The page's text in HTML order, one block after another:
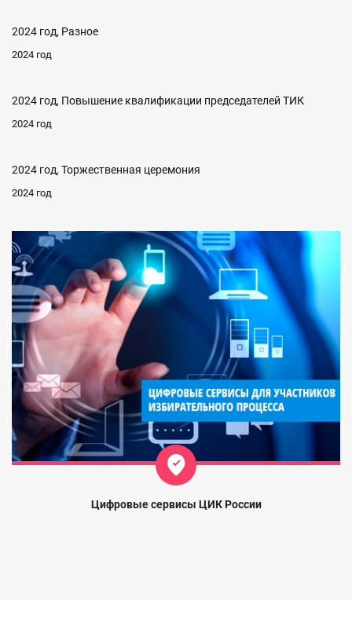
2024 год, Разное
2024 год
2024 год, Повышение квалификации председателей ТИК
2024 год
2024 год, Торжественная церемония
2024 год
Цифровые сервисы ЦИК России